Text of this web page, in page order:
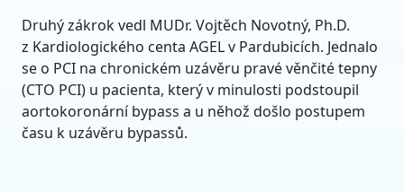
Druhý zákrok vedl MUDr. Vojtěch Novotný, Ph.D.
z Kardiologického centa AGEL v Pardubicích. Jednalo
se o PCI na chronickém uzávěru pravé věnčité tepny
(CTO PCI) u pacienta, který v minulosti podstoupil
aortokoronární bypass a u něhož došlo postupem
času k uzávěru bypassů.